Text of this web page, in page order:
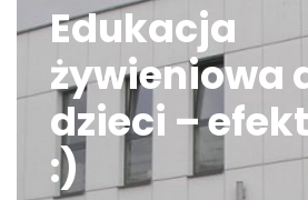
Edukacja
żywieniowa
dzieci –
:)